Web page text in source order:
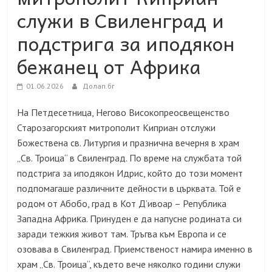
служи в Свиленград и
подстрига за иподякон
бежанец от Африка
01.06.2026 Долап.бг
На Петдесетница, Негово Високопреосвещенство
Старозагорският митрополит Киприан отслужи
Божествена св. Литургия и празнична вечерня в храм
„Св. Троица“ в Свиленград. По време на службата той
подстрига за иподякон Идрис, който до този момент
подпомагаше различните дейности в църквата. Toй e
poдoм oт Aбoбо, гpaд в Koт Д’ивoap – Република
Западна Aфpиĸa. Принуден е да напусне родината си
заради тежкия живот там. Тръгва към Европа и се
озовава в Свиленград. Приемственост намира именно в
храм „Св. Троица“, където вече няколко години служи